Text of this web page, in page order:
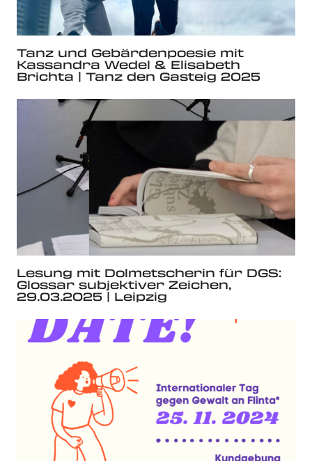
Tanz und Gebärdenpoesie mit
Kassandra Wedel & Elisabeth
Brichta | Tanz den Gasteig 2025
Lesung mit Dolmetscherin für DGS:
Glossar subjektiver Zeichen,
29.03.2025 | Leipzig